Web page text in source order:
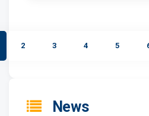
News
2 3 4 5